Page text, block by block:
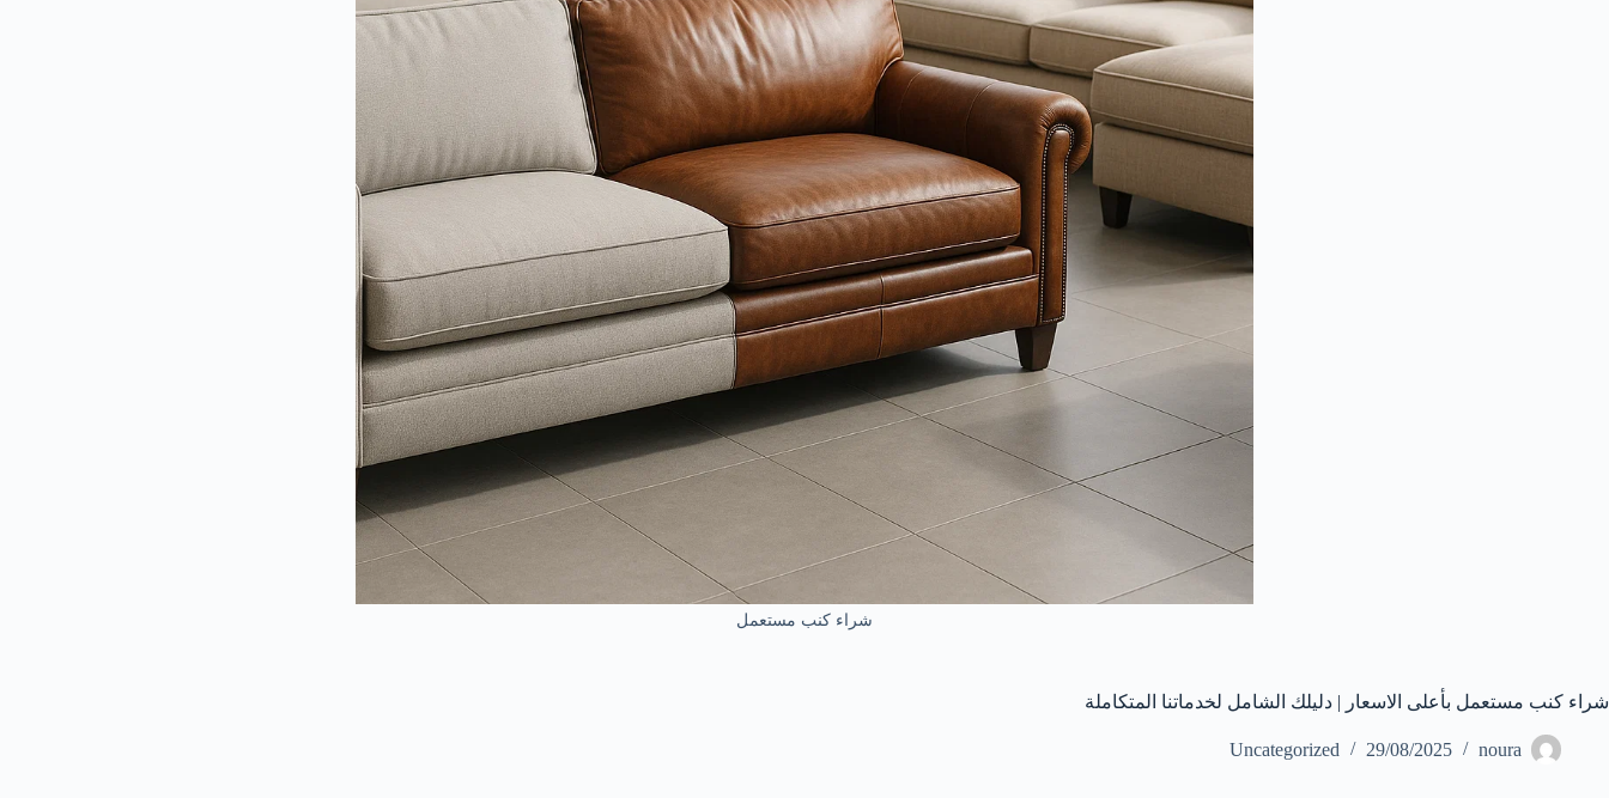
شراء كنب مستعمل
شراء كنب مستعمل بأعلى الاسعار | دليلك الشامل لخدماتنا المتكاملة
noura
29/08/2025
Uncategorized